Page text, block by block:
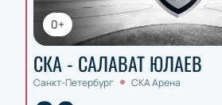
0+
СКА - САЛАВАТ ЮЛАЕВ
Санкт-Петербург СКА Арена